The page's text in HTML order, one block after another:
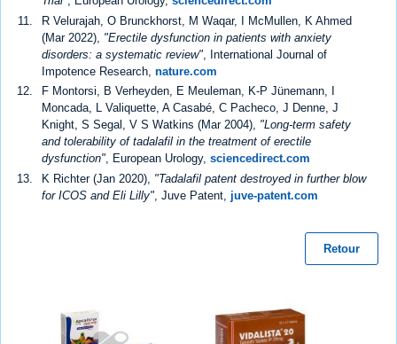
R Velurajah, O Brunckhorst, M Waqar, I McMullen, K Ahmed
(Mar 2022), "Erectile dysfunction in patients with anxiety
disorders: a systematic review" , International Journal of
Impotence Research, nature.com
F Montorsi, B Verheyden, E Meuleman, K-P Jünemann, I
Moncada, L Valiquette, A Casabé, C Pacheco, J Denne, J
Knight, S Segal, V S Watkins (Mar 2004), "Long-term safety
and tolerability of tadalafil in the treatment of erectile
dysfunction", European Urology, sciencedirect.com
K Richter (Jan 2020), "Tadalafil patent destroyed in further blow
for ICOS and Eli Lilly", Juve Patent, juve-patent.com
Retour